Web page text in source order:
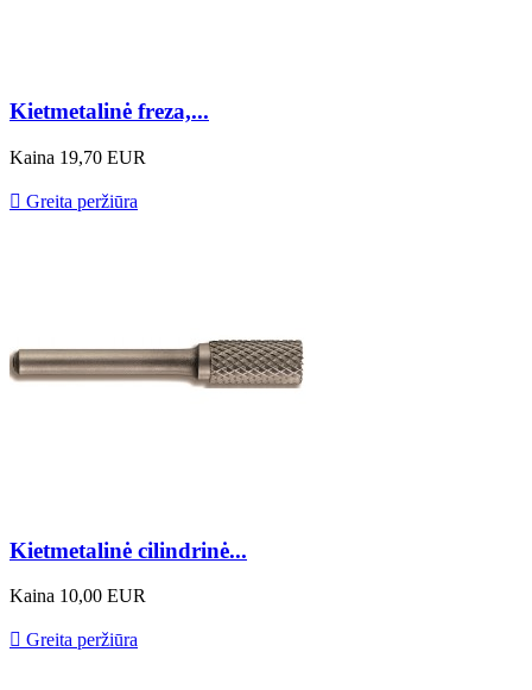
Kietmetalinė freza,...
Kaina 19,70 EUR
 Greita peržiūra
Kietmetalinė cilindrinė...
Kaina 10,00 EUR
 Greita peržiūra